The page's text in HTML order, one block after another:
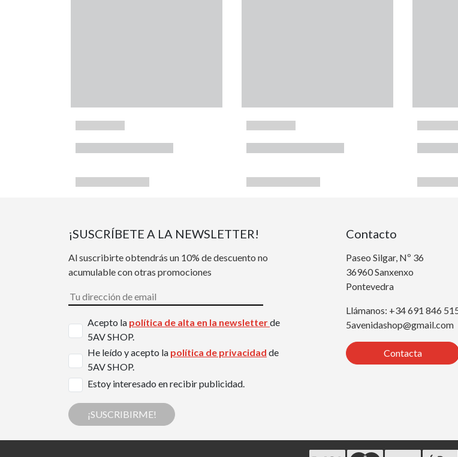
¡SUSCRÍBETE A LA NEWSLETTER!
Al suscribirte obtendrás un 10% de descuento no
acumulable con otras promociones
Acepto la política de alta en la newsletterde
5AV SHOP.
He leído y acepto la política de privacidad de
5AV SHOP.
Estoy interesado en recibir publicidad.
¡SUSCRIBIRME!
Contacto
Paseo Silgar, Nº 36
36960 Sanxenxo
Pontevedra
Llámanos: +34 691 846
5avenidashop@gmail.com
Contacta